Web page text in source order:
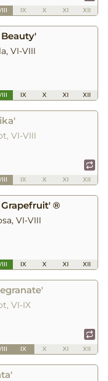
IX X XI XII
VI-VIII
IX X XI XII
VI-VIII
IX X XI XII
®
VI-VIII
IX X XI XII
VI-IX
IX X XI XII